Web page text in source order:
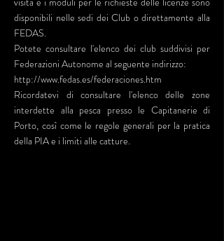
disponibili nelle sedi dei Club o direttamente alla
FEDAS.
Potete consultare l'elenco dei club suddivisi per
Federazioni Autonome al seguente indirizzo:
http://www.fedas.es/federaciones.htm
Ricordatevi di consultare l'elenco delle zone
interdette alla pesca presso le Capitanerie di
Porto, così come le regole generali per la pratica
della PIA e i limiti alle catture.